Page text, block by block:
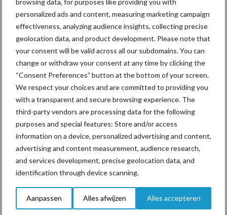
personalized ads and content, measuring marketing campaign
effectiveness, analyzing audience insights, collecting precise
geolocation data, and product development. Please note that
your consent will be valid across all our subdomains. You can
change or withdraw your consent at any time by clicking the
“Consent Preferences” button at the bottom of your screen.
We respect your choices and are committed to providing you
with a transparent and secure browsing experience. The
third-party vendors are processing data for the following
purposes and special features: Store and/or access
information on a device, personalized advertising and content,
advertising and content measurement, audience research,
and services development, precise geolocation data, and
identification through device scanning.
Aanpassen Alles afwijzen Alles accepteren
Primaire
Sidebar
Recent nieuws Partner nieuws
7 aug
De speenhuid: een vaak
onderschatte risicofactor voor
mastitis
6 aug
BoviMove zorgt voor eenvoudige,
sluitende en betrouwbare
traceerbaarheid van
rundveetransporten